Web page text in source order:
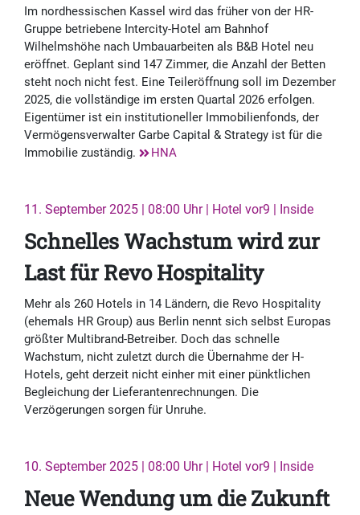
Im nordhessischen Kassel wird das früher von der HR-
Gruppe betriebene Intercity-Hotel am Bahnhof
Wilhelmshöhe nach Umbauarbeiten als B&B Hotel neu
eröffnet. Geplant sind 147 Zimmer, die Anzahl der Betten
steht noch nicht fest. Eine Teileröffnung soll im Dezember
2025, die vollständige im ersten Quartal 2026 erfolgen.
Eigentümer ist ein institutioneller Immobilienfonds, der
Vermögensverwalter Garbe Capital & Strategy ist für die
Immobilie zuständig.
HNA
11. September 2025 | 08:00 Uhr | Hotel vor9 | Inside
Schnelles Wachstum wird zur
Last für Revo Hospitality
Mehr als 260 Hotels in 14 Ländern, die Revo Hospitality
(ehemals HR Group) aus Berlin nennt sich selbst Europas
größter Multibrand-Betreiber. Doch das schnelle
Wachstum, nicht zuletzt durch die Übernahme der H-
Hotels, geht derzeit nicht einher mit einer pünktlichen
Begleichung der Lieferantenrechnungen. Die
Verzögerungen sorgen für Unruhe.
10. September 2025 | 08:00 Uhr | Hotel vor9 | Inside
Neue Wendung um die Zukunft